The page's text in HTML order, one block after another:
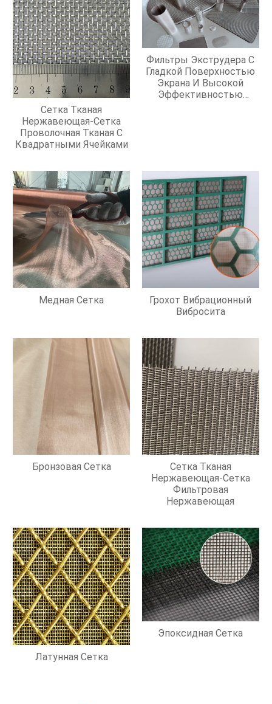
Сетка Тканая
Нержавеющая-Сетка
Проволочная Тканая С
Квадратными Ячейками
Фильтры Экструдера С
Гладкой Поверхностью
Экрана И Высокой
Эффективностью
Медная Сетка
Грохот Вибрационный
Вибросита
Бронзовая Сетка
Сетка Тканая
Нержавеющая-Сетка
Фильтровая
Нержавеющая
Латунная Сетка
Эпоксидная Сетка